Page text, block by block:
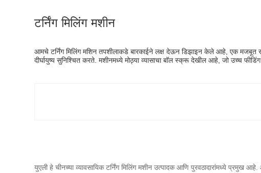
टर्निंग मिलिंग मशीन
आमचे टर्निंग मिलिंग मशिन तपशीलाकडे बारकाईने लक्ष देऊन डिझाइन केले आहे, एक
दीर्घायुष्य सुनिश्चित करते. मशीनमध्ये मोठ्या व्यासाचा बॉल स्क्रू देखील आहे, जो उच्च
युएली हे चीनच्या व्यावसायिक टर्निंग मिलिंग मशीन उत्पादक आणि पुरवठादारांमध्ये प्रमुख